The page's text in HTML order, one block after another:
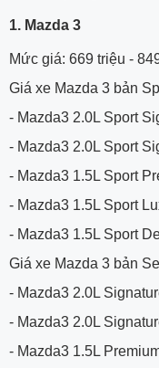
1. Mazda 3
Mức giá: 669 triệu -
Giá xe Mazda 3 bản
- Mazda3 2.0L Sport
- Mazda3 2.0L Sport
- Mazda3 1.5L Sport
- Mazda3 1.5L Sport
- Mazda3 1.5L Sport
Giá xe Mazda 3 bản
- Mazda3 2.0L
- Mazda3 2.0L
- Mazda3 1.5L